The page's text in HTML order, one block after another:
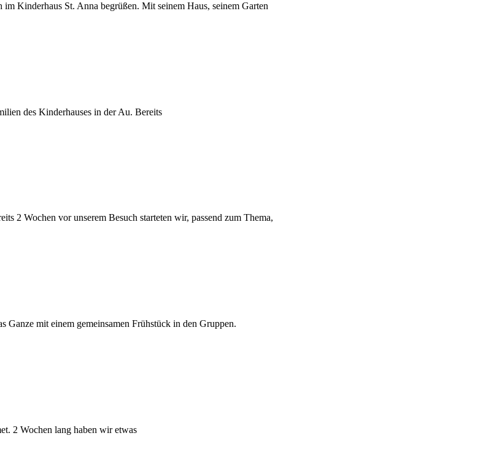
Kinderhaus St. Anna begrüßen. Mit seinem Haus, seinem Garten
des Kinderhauses in der Au. Bereits
2 Wochen vor unserem Besuch starteten wir, passend zum Thema,
Ganze mit einem gemeinsamen Frühstück in den Gruppen.
2 Wochen lang haben wir etwas